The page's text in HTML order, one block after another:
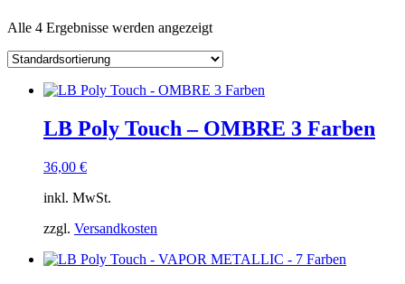
Alle 4 Ergebnisse werden angezeigt
LB Poly Touch – OMBRE 3 Farben
36,00 €
inkl. MwSt.
zzgl. Versandkosten